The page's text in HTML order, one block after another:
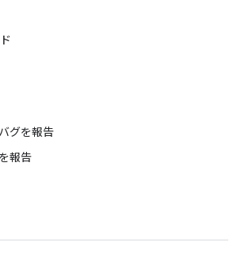
グを報告
報告